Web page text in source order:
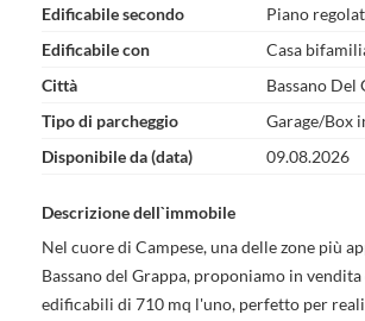
Edificabile secondo
Piano
Edificabile con
Casa
Città
Bassano Del
Tipo di parcheggio
Garage/Box
Disponibile da (data)
09.08.2026
Descrizione dell`immobile
Nel cuore di Campese, una delle zone più
Bassano del Grappa, proponiamo in
edificabili di 710 mq l'uno, perfetto per